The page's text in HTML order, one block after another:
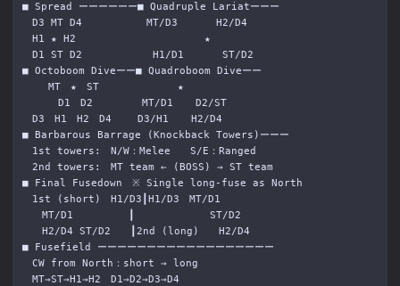
■ Spread ーーーーーー■ Quadruple Lariatーーー
D3 MT D4 　 　 　 　MT/D3 　 　 H2/D4
H1 ★ H2 　 　 　 　 　 　 　 　★
D1 ST D2 　 　 　 　 H1/D1 　 　 ST/D2
■ Octoboom Diveーー■ Quadroboom Diveーー
MT　★　ST　　　　　　　　★
D1　D2　　　　　MT/D1 　 D2/ST
D3　H1　H2　D4　　 D3/H1 　 H2/D4
■ Barbarous Barrage (Knockback Towers)ーーー
1st towers:　N/W：Melee　　S/E：Ranged
2nd towers:　MT team ← (BOSS) → ST team
■ Final Fusedown　※ Single long-fuse as North
1st (short)　H1/D3┃H1/D3　MT/D1
MT/D1 　　　　　┃　　　　　　　 ST/D2
H2/D4 ST/D2　　┃2nd (long)　　H2/D4
■ Fusefield ーーーーーーーーーーーーーーーーーー
CW from North：short → long
MT→ST→H1→H2　D1→D2→D3→D4